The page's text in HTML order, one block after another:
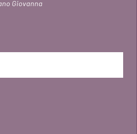
Giovanna